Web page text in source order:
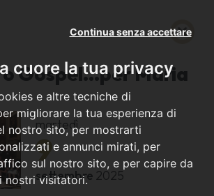
cuore la tua privacy
e altre tecniche di
migliorare la tua esperienza di
nostro sito, per mostrarti
e annunci mirati, per
sul nostro sito, e per capire da
nostri visitatori.
Continua senza accettare
Gospel...per Maria
martedì
9
settembre 2025